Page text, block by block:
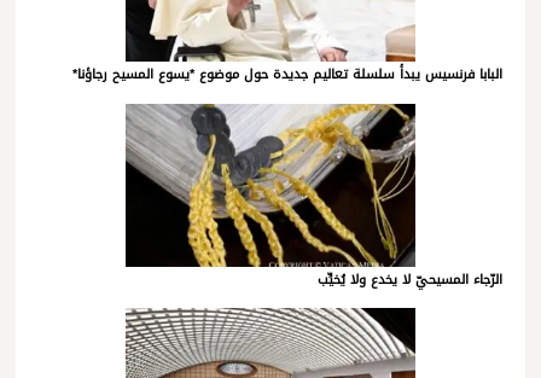
البابا فرنسيس يبدأ سلسلة تعاليم جديدة حول موضوع *يسوع المسيح رجاؤنا*
الرّجاء المسيحيّ لا يخدع ولا يُخيِّب